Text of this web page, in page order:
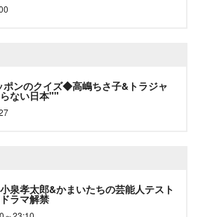
ポンのクイズ◆高嶋ちさ子&トラジャ
ない日本""
泉孝太郎&かまいたちの芸能人テスト
ラマ解禁